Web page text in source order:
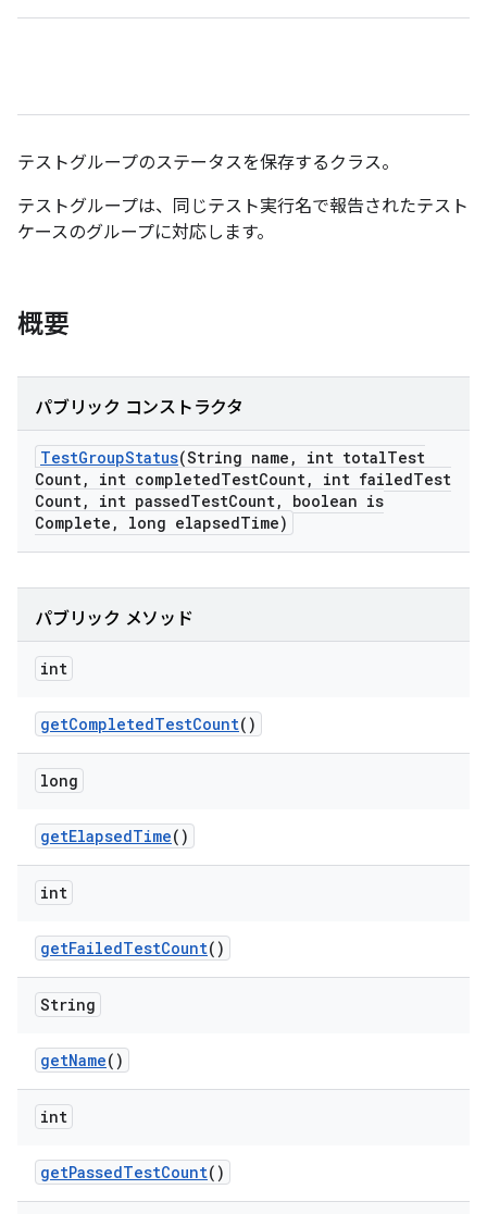
テストグループのステータスを保存するクラス。
テストグループは、同じテスト実行名で報告されたテスト
ケースのグループに対応します。
概要
パブリック コンストラクタ
TestGroupStatus(String name , int totalTest
Count, int completedTestCount, int failedTest
Count, int passedTestCount,
boolean is
Complete , long elapsedTime)
パブリック メソッド
int
getCompletedTestCount()
long
getElapsedTime()
int
getFailedTestCount()
String
getName()
int
getPassedTestCount()